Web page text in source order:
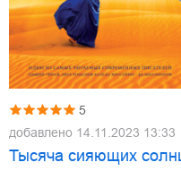
5
добавлено 14.11.2023 13:33
Тысяча сияющих